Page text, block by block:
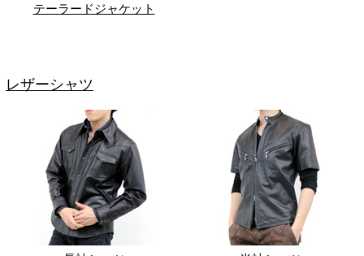
テーラードジャケット
レザーシャツ